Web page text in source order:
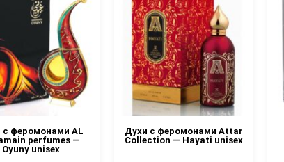
с феромонами AL
perfumes —
Oyuny unisex
Духи с феромонами Attar
Collection — Hayati unisex